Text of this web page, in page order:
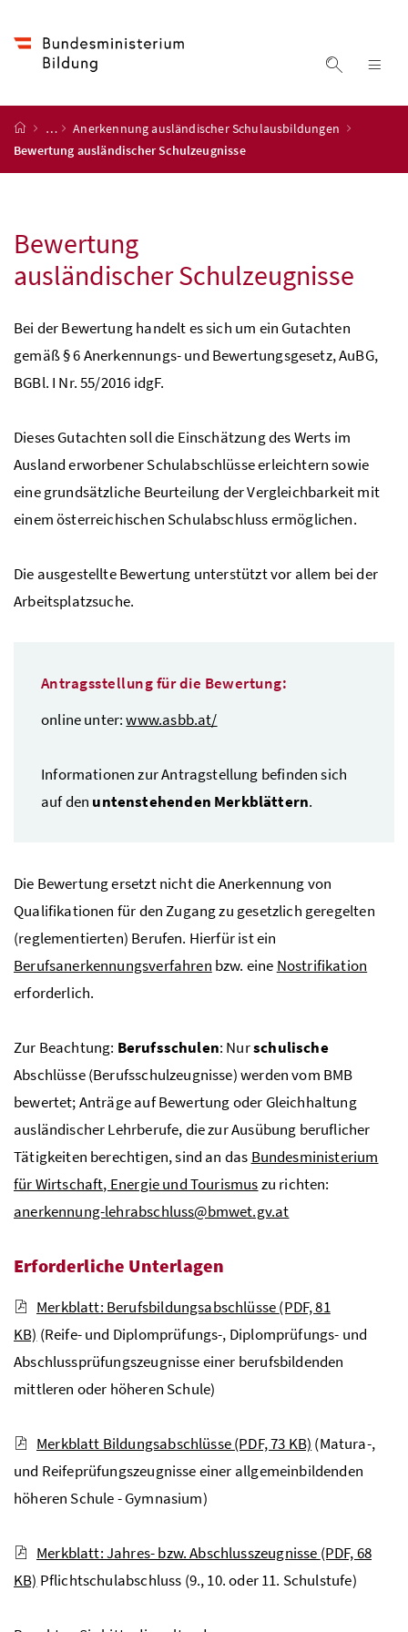
Suche
Startseite
…
Anerkennung ausländischer Schulausbildungen
Bewertung ausländischer Schulzeugnisse
Bewertung
ausländischer Schulzeugnisse
Bei der Bewertung handelt es sich um ein Gutachten
gemäß § 6 Anerkennungs- und Bewertungsgesetz, AuBG,
BGBl. I Nr.55/2016 idgF.
Dieses Gutachten soll die Einschätzung des Werts im
Ausland erworbener Schulabschlüsse erleichtern sowie
eine grundsätzliche Beurteilung der Vergleichbarkeit mit
einem österreichischen Schulabschluss ermöglichen.
Die ausgestellte Bewertung unterstützt vor allem bei der
Arbeitsplatzsuche.
Antragsstellung für die Bewertung:
online unter:www.asbb.at/
Informationen zur Antragstellung befinden sich
auf den untenstehenden Merkblättern.
Die Bewertung ersetzt nicht die Anerkennung von
Qualifikationen für den Zugang zu gesetzlich geregelten
(reglementierten) Berufen. Hierfür ist ein
Berufsanerkennungsverfahren bzw. eine Nostrifikation
erforderlich.
Zur Beachtung: Berufsschulen: Nurschulische
Abschlüsse (Berufsschulzeugnisse) werden vom BMB
bewertet; Anträge auf Bewertung oder Gleichhaltung
ausländischer Lehrberufe, die zur Ausübung beruflicher
Tätigkeiten berechtigen, sind an das Bundesministerium
für Wirtschaft, Energie und Tourismuszu richten:
anerkennung-lehrabschluss@bmwet.gv.at
Erforderliche Unterlagen
Merkblatt: Berufsbildungsabschlüsse(PDF, 81
KB) (Reife- und Diplomprüfungs-, Diplomprüfungs- und
Abschlussprüfungszeugnisse einer berufsbildenden
mittleren oder höheren Schule)
Merkblatt Bildungsabschlüsse(PDF, 73 KB) (Matura-,
und Reifeprüfungszeugnisse einer allgemeinbildenden
höheren Schule - Gymnasium)
Merkblatt: Jahres- bzw. Abschlusszeugnisse (PDF, 68
KB) Pflichtschulabschluss (9., 10. oder 11. Schulstufe)